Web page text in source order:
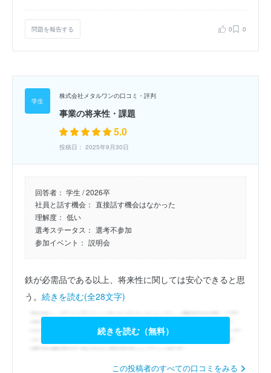
問題を報告する 0 0
株式会社メタルワンの口コミ・評判
事業の将来性・課題
5.0
投稿日： 2025年9月30日
回答者： 学生 / 2026卒
社員と話す機会： 直接話す機会はなかった
理解度： 低い
選考ステータス： 選考不参加
参加イベント： 説明会
鉄が必需品である以上、将来性に関しては安心できると思
う。 続きを読む(全28文字)
続きを読む（無料）
この投稿者のすべての口コミをみる